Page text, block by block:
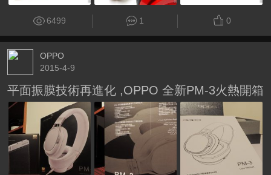
6499 1 0
OPPO
2015-4-9
平面振膜技術再進化 ,OPPO 全新PM-3火熱開箱